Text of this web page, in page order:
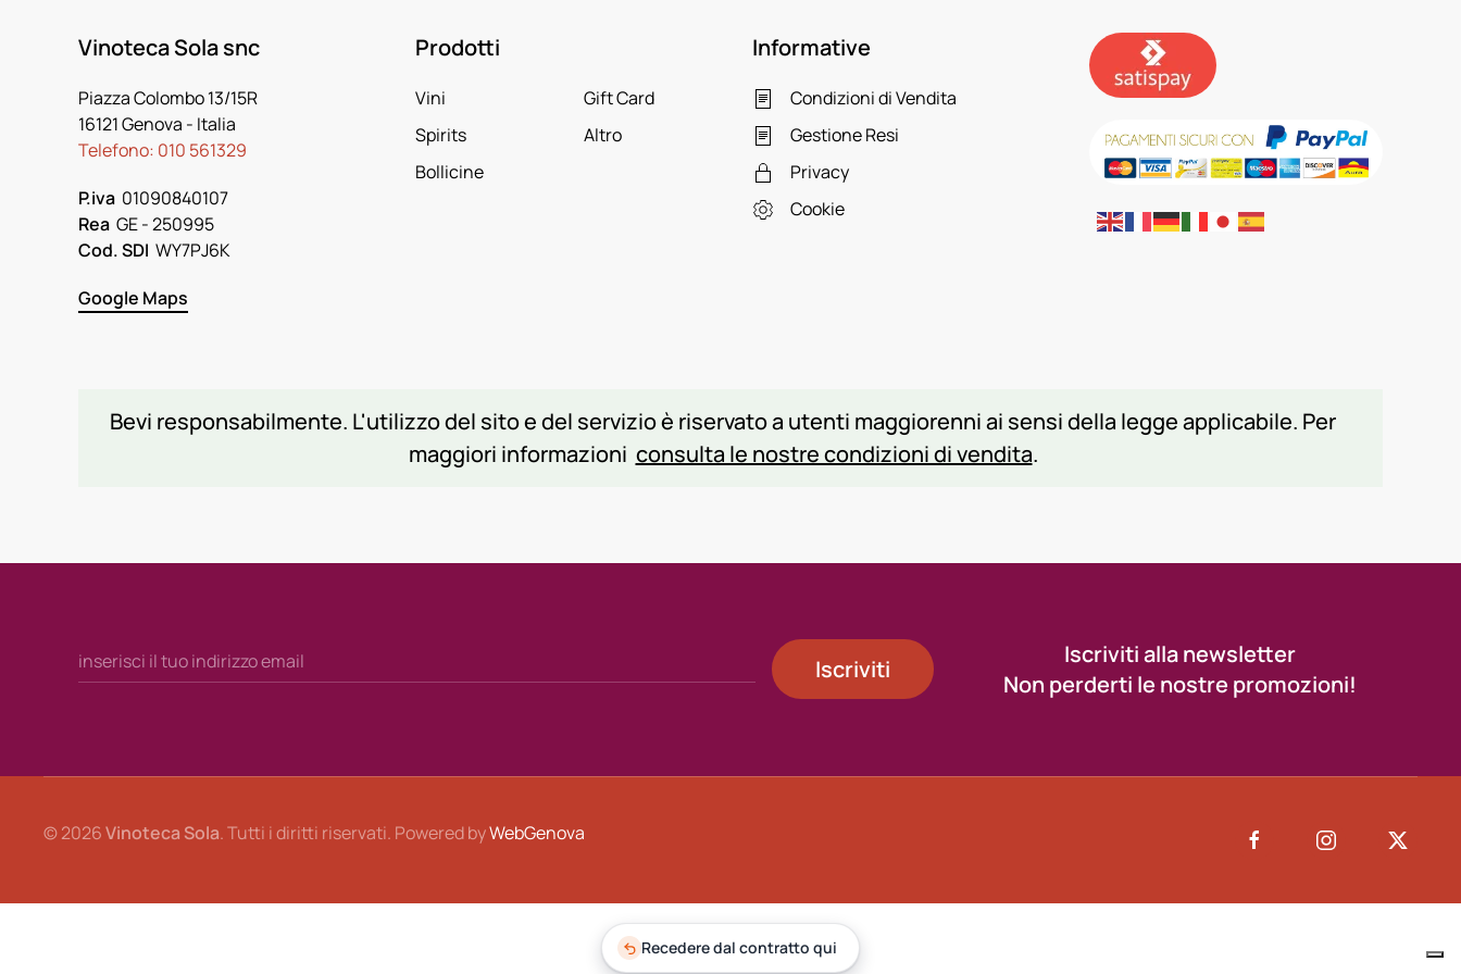
Vinoteca Sola snc
Piazza Colombo 13/15R
16121 Genova - Italia
Telefono: 010 561329
P.iva 01090840107
Rea GE - 250995
Cod. SDI WY7PJ6K
Google Maps
Prodotti
Vini
Spirits
Bollicine
Gift Card
Altro
Informative
Condizioni di Vendita
Gestione Resi
Privacy
Cookie
Bevi responsabilmente. L'utilizzo del sito e del servizio è riservato a utenti maggiorenni ai sensi della legge applicabile. Per
maggiori informazioni consulta le nostre condizioni di vendita.
Iscriviti
Iscriviti alla newsletter
Non perderti le nostre promozioni!
©2026Vinoteca Sola. Tutti i diritti riservati. Powered byWebGenova
Recedere dal contratto qui